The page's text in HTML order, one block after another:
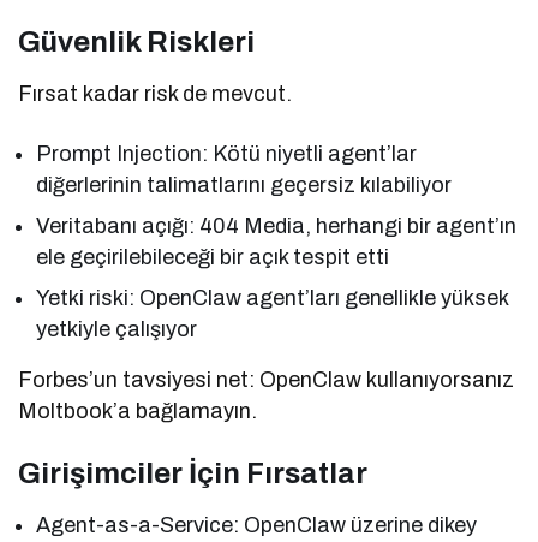
Güvenlik Riskleri
Fırsat kadar risk de mevcut.
Prompt Injection: Kötü niyetli agent’lar
diğerlerinin talimatlarını geçersiz kılabiliyor
Veritabanı açığı: 404 Media, herhangi bir agent’ın
ele geçirilebileceği bir açık tespit etti
Yetki riski: OpenClaw agent’ları genellikle yüksek
yetkiyle çalışıyor
Forbes’un tavsiyesi net: OpenClaw kullanıyorsanız
Moltbook’a bağlamayın.
Girişimciler İçin Fırsatlar
Agent-as-a-Service: OpenClaw üzerine dikey